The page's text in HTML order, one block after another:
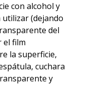
con alcohol y
(dejando
del
el film
la superficie,
cuchara
y